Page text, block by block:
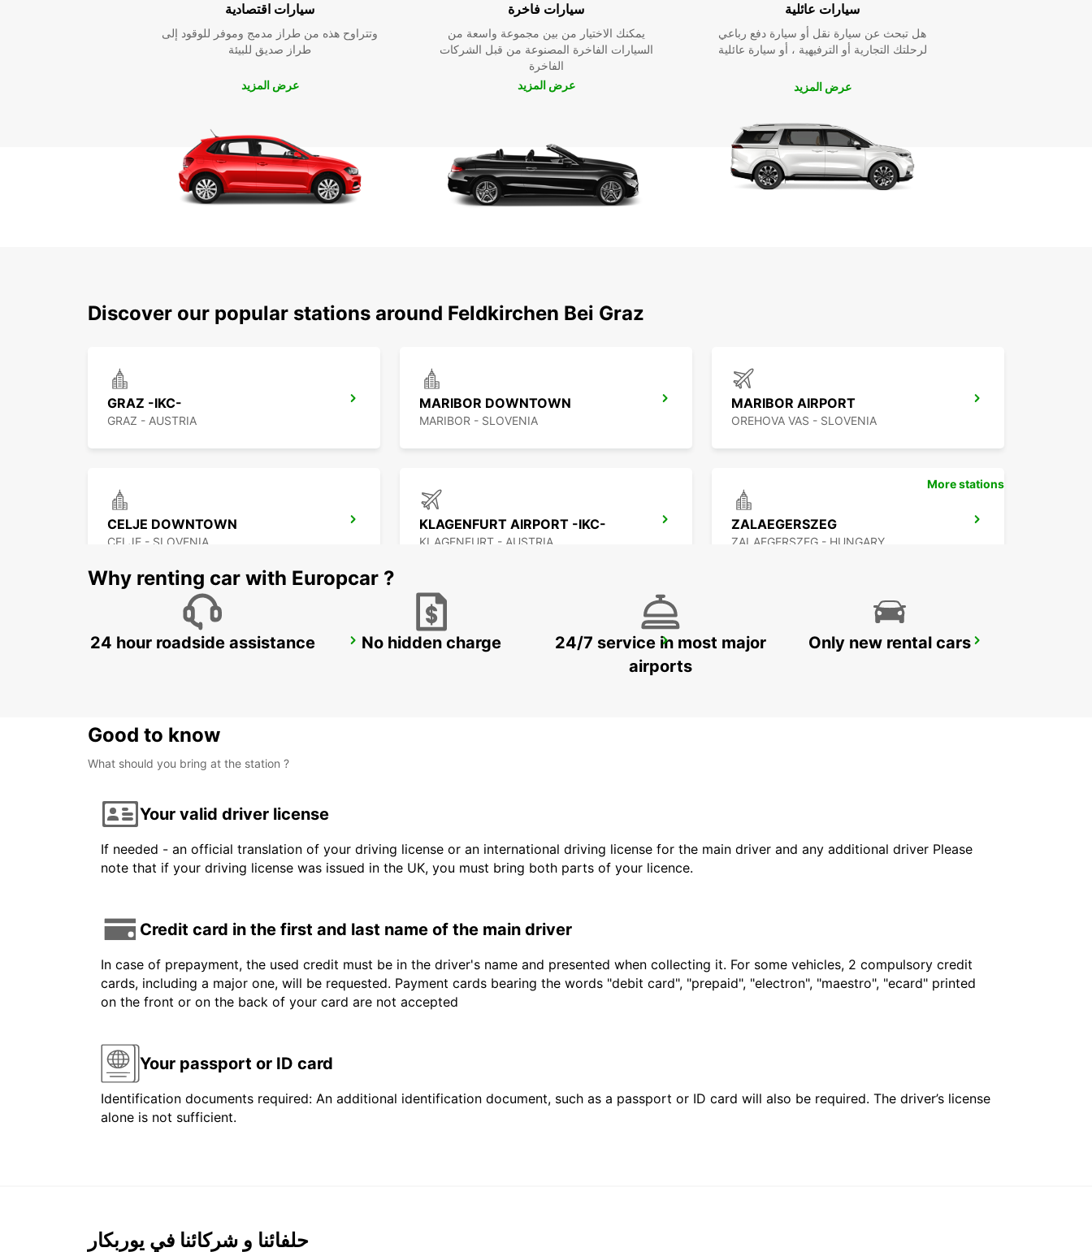
سيارات اقتصادية
وتتراوح هذه من طراز مدمج وموفر للوقود إلى
طراز صديق للبيئة
عرض المزيد
سيارات فاخرة
يمكنك الاختيار من بين مجموعة واسعة من
السيارات الفاخرة المصنوعة من قبل الشركات
الفاخرة
عرض المزيد
سيارات عائلية
هل تبحث عن سيارة نقل أو سيارة دفع رباعي
لرحلتك التجارية أو الترفيهية ، أو سيارة عائلية
عرض المزيد
Discover our popular stations around Feldkirchen Bei Graz
GRAZ -IKC-
GRAZ - AUSTRIA
MARIBOR DOWNTOWN
MARIBOR - SLOVENIA
MARIBOR AIRPORT
OREHOVA VAS - SLOVENIA
CELJE DOWNTOWN
CELJE - SLOVENIA
KLAGENFURT AIRPORT -IKC-
KLAGENFURT - AUSTRIA
ZALAEGERSZEG
ZALAEGERSZEG - HUNGARY
BLED DOWNTOWN LJUBLJANA DOWNTOWN RAILWAY STATION
More stations
Why renting car with Europcar ?
24 hour roadside assistance No hidden charge
24/7 service in most major
airports
Only new rental cars
Good to know
What should you bring at the station ?
Your valid driver license
If needed - an official translation of your driving license or an international driving license for the main driver and any additional driver Please
note that if your driving license was issued in the UK, you must bring both parts of your licence.
Credit card in the first and last name of the main driver
In case of prepayment, the used credit must be in the driver's name and presented when collecting it. For some vehicles, 2 compulsory credit
cards, including a major one, will be requested. Payment cards bearing the words "debit card", "prepaid", "electron", "maestro", "ecard" printed
on the front or on the back of your card are not accepted
Your passport or ID card
Identification documents required: An additional identification document, such as a passport or ID card will also be required. The driver’s license
alone is not sufficient.
حلفائنا و شركائنا في يوربكار